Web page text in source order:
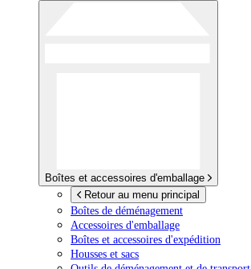
Boîtes et accessoires d'emballage
Retour au menu principal
Boîtes de déménagement
Accessoires d'emballage
Boîtes et accessoires d'expédition
Housses et sacs